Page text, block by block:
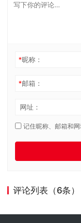
*昵称：
*邮箱：
网址：
记住昵称、邮箱和
评论列表（6条）